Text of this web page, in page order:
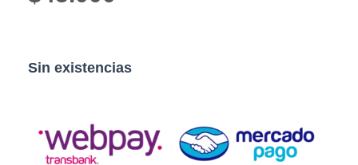
Sin existencias